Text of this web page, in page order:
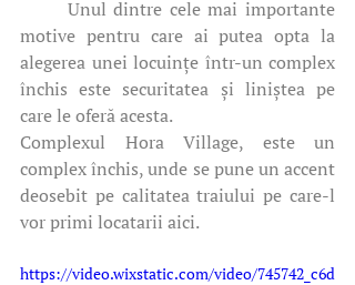
motive pentru care ai putea opta la
alegerea unei locuințe într-un complex
închis este securitatea și liniștea pe
care le oferă acesta.
Complexul Hora Village, este un
complex închis, unde se pune un accent
deosebit pe calitatea traiului pe care-l
vor primi locatarii aici.
https://video.wixstatic.com/video/745742_c6d